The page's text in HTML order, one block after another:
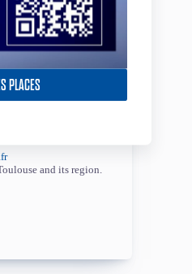
PLACES
and its region.